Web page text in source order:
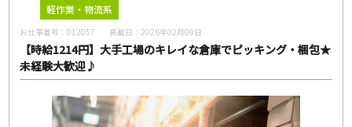
軽作業・物流系
お仕事番号：012057 掲載日： 2026年02月09日
【時給1214円】大手工場のキレイな倉庫でピッキング・梱包★
未経験大歓迎♪
給与
雇用形態